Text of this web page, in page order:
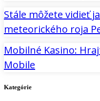
Stále môžete vidieť
meteorického roja
Mobilné Kasino:
Mobile
Kategórie